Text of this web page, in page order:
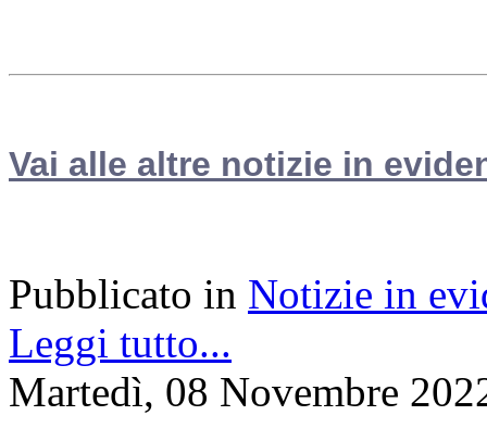
Vai alle altre notizie in
Pubblicato in Notizie in
Leggi tutto...
Martedì, 08 Novembre